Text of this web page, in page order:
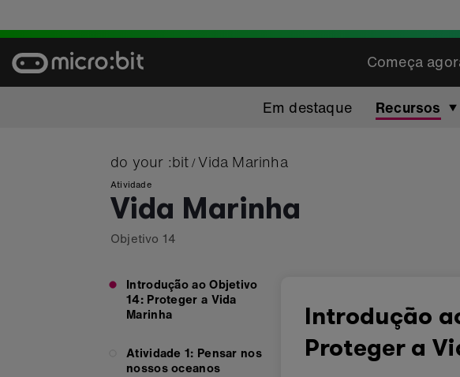
content
Começa
Em destaque Recursos
do your :bit / Vida Marinha
Atividade
Vida Marinha
Objetivo 14
Introdução ao Objetivo
14: Proteger a Vida
Marinha
Atividade 1: Pensar nos
nossos oceanos
Introdução
Proteger a